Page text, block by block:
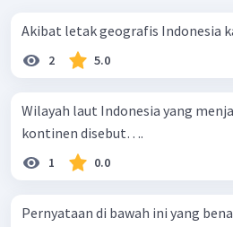
Akibat letak geografis Indonesia
2 5.0
Wilayah laut Indonesia yang
kontinen disebut….
1 0.0
Pernyataan di bawah ini yang